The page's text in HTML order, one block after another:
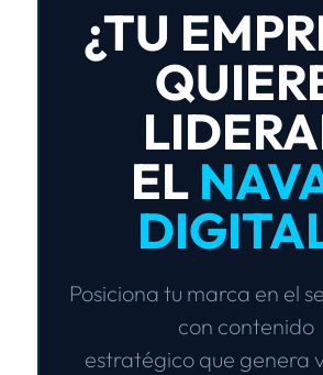
¿TU
EL
Posiciona tu marca en el
con contenido
estratégicoque genera